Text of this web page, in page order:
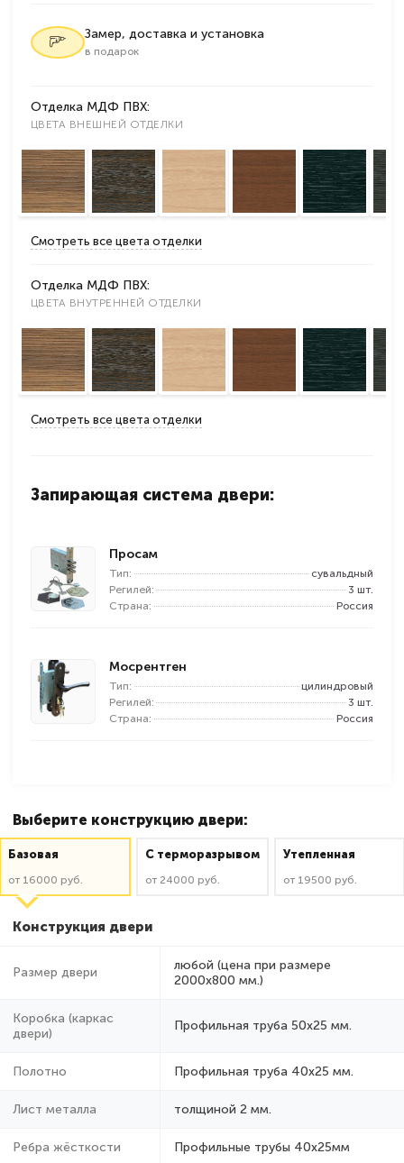
Замер, доставка и установка
в подарок
Отделка МДФ ПВХ:
ЦВЕТА ВНЕШНЕЙ ОТДЕЛКИ
Смотреть все цвета отделки
Отделка МДФ ПВХ:
ЦВЕТА ВНУТРЕННЕЙ ОТДЕЛКИ
Смотреть все цвета отделки
Запирающая система двери:
Просам
Тип:
сувальдный
Регилей:
3 шт.
Страна:
Россия
Мосрентген
Тип:
цилиндровый
Регилей:
3 шт.
Страна:
Россия
Выберите конструкцию двери:
Базовая
от 16000 руб.
C терморазрывом
от 24000 руб.
Утепленная
от 19500 руб.
Конструкция двери
Размер двери
любой (цена при размере
2000x800 мм.)
Коробка (каркас
двери)
Профильная труба 50х25 мм.
Полотно Профильная труба 40х25 мм.
Лист металла толщиной 2 мм.
Ребра жёсткости Профильные трубы 40х25мм